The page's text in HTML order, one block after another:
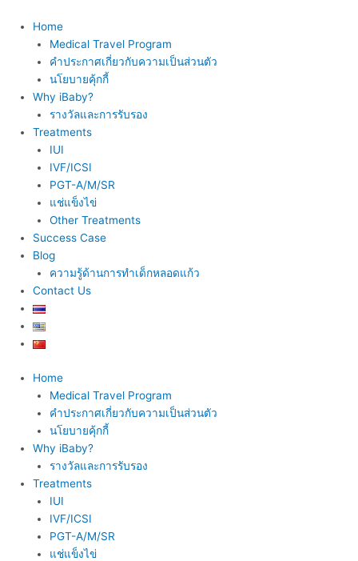
content
Home
Medical Travel Program
คำประกาศเกี่ยวกับความเป็นส่วนตัว
นโยบายคุ้กกี้
Why iBaby?
รางวัลและการรับรอง
Treatments
IUI
IVF/ICSI
PGT-A/M/SR
แช่แข็งไข่
Other Treatments
Success Case
Blog
ความรู้ด้านการทำเด็กหลอดแก้ว
Contact Us
Home
Medical Travel Program
คำประกาศเกี่ยวกับความเป็นส่วนตัว
นโยบายคุ้กกี้
Why iBaby?
รางวัลและการรับรอง
Treatments
IUI
IVF/ICSI
PGT-A/M/SR
แช่แข็งไข่